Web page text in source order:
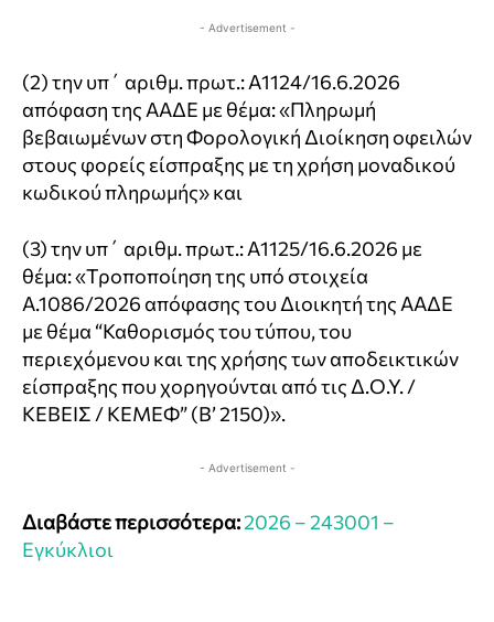
- Advertisement -
(2) την υπ΄ αριθμ. πρωτ.: Α1124/16.6.2026
απόφαση της ΑΑΔΕ με θέμα: «Πληρωμή
βεβαιωμένων στη Φορολογική Διοίκηση οφειλών
στους φορείς είσπραξης με τη χρήση μοναδικού
κωδικού πληρωμής» και
(3) την υπ΄ αριθμ. πρωτ.: Α1125/16.6.2026 με
θέμα: «Τροποποίηση της υπό στοιχεία
Α.1086/2026 απόφασης του Διοικητή της ΑΑΔΕ
με θέμα “Καθορισμός του τύπου, του
περιεχόμενου και της χρήσης των αποδεικτικών
είσπραξης που χορηγούνται από τις Δ.Ο.Υ. /
ΚΕΒΕΙΣ / ΚΕΜΕΦ” (Β’ 2150)».
- Advertisement -
Διαβάστε περισσότερα:2026 – 243001 –
Εγκύκλιοι